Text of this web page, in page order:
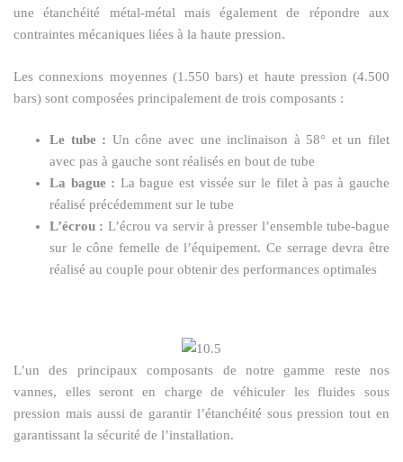
une étanchéité métal-métal mais également de répondre aux
contraintes mécaniques liées à la haute pression.
Les connexions moyennes (1.550 bars) et haute pression (4.500
bars) sont composées principalement de trois composants :
Le tube : Un cône avec une inclinaison à 58° et un filet
avec pas à gauche sont réalisés en bout de tube
La bague : La bague est vissée sur le filet à pas à gauche
réalisé précédemment sur le tube
L’écrou : L’écrou va servir à presser l’ensemble tube-bague
sur le cône femelle de l’équipement. Ce serrage devra être
réalisé au couple pour obtenir des performances optimales
L’un des principaux composants de notre gamme reste nos
vannes, elles seront en charge de véhiculer les fluides sous
pression mais aussi de garantir l’étanchéité sous pression tout en
garantissant la sécurité de l’installation.